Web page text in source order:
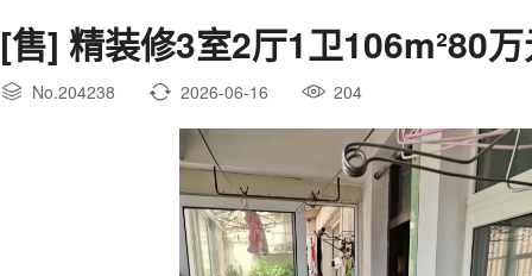
[售] 精装修3室2厅1卫106m²80
No.204238 2026-06-16 204